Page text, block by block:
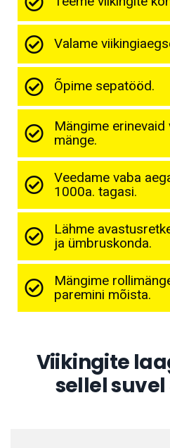
Valame
Õpime sepatööd.
Mängime erinevaid
mänge.
Veedame vaba
1000a. tagasi.
Lähme
ja ümbruskonda.
Mängime
paremini mõista.
Viikingite
sellel